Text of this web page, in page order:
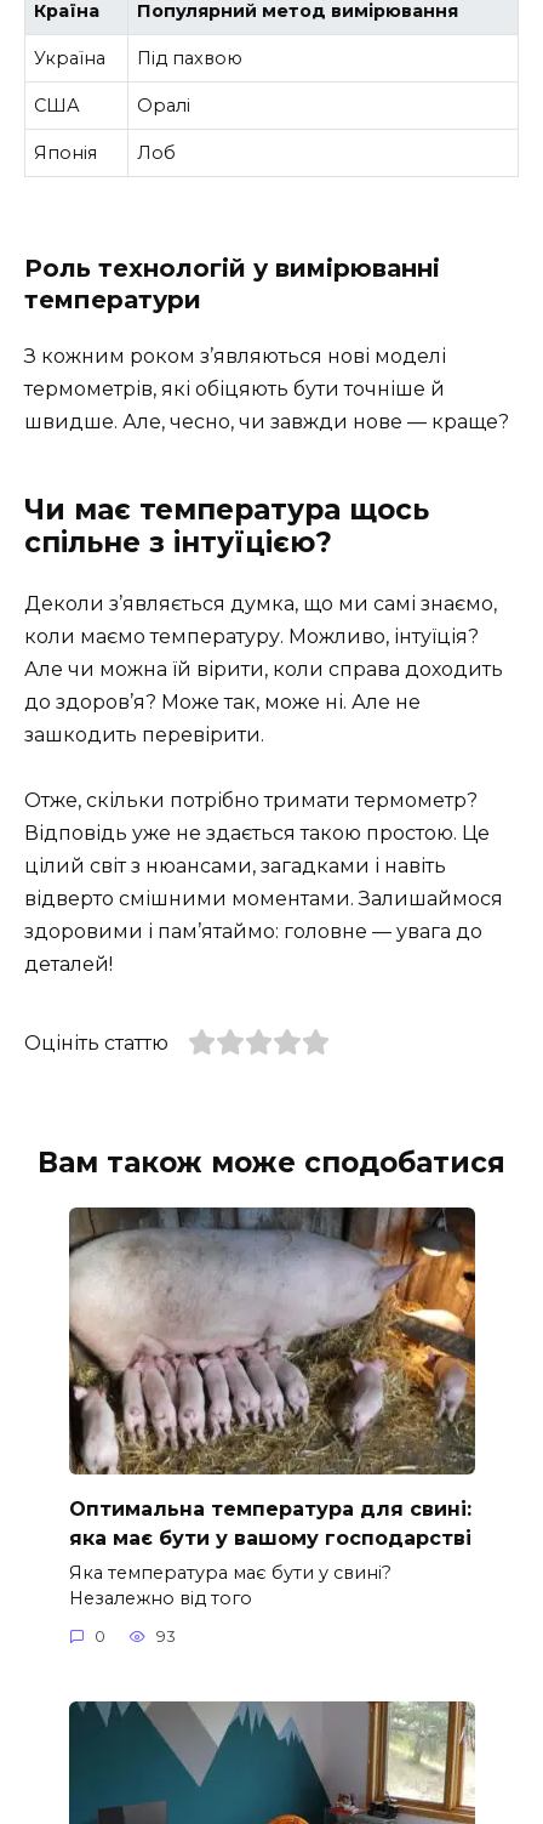
Країна Популярний метод вимірювання
Україна Під пахвою
США Оралі
Японія Лоб
Роль технологій у вимірюванні
температури
З кожним роком з’являються нові моделі
термометрів, які обіцяють бути точніше й
швидше. Але, чесно, чи завжди нове — краще?
Чи має температура щось
спільне з інтуїцією?
Деколи з’являється думка, що ми самі знаємо,
коли маємо температуру. Можливо, інтуїція?
Але чи можна їй вірити, коли справа доходить
до здоров’я? Може так, може ні. Але не
зашкодить перевірити.
Отже, скільки потрібно тримати термометр?
Відповідь уже не здається такою простою. Це
цілий світ з нюансами, загадками і навіть
відверто смішними моментами. Залишаймося
здоровими і пам’ятаймо: головне — увага до
деталей!
Оцініть статтю
Вам також може сподобатися
Оптимальна температура для свині:
яка має бути у вашому господарстві
Яка температура має бути у свині?
Незалежно від того
0 93